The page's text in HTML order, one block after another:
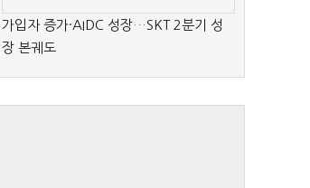
가입자 증가·AIDC 성장…SKT 2분기 성
장 본궤도